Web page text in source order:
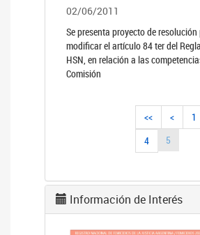
02/06/2011
Se presenta proyecto de resolución
modificar el artículo 84 ter del
HSN, en relación a las
Comisión
<< < 1
4
5
Información de Interés